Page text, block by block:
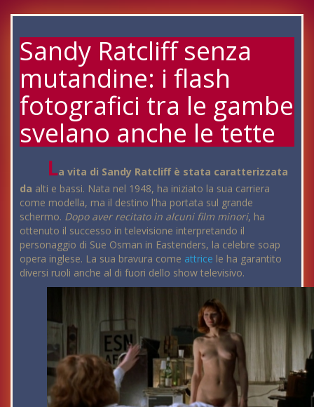
Sandy Ratcliff senza
mutandine: i flash
fotografici tra le gambe
svelano anche le tette
La vita di Sandy Ratcliff è stata caratterizzata
da alti e bassi. Nata nel 1948, ha iniziato la sua carriera
come modella, ma il destino l'ha portata sul grande
schermo. Dopo aver recitato in alcuni film minori, ha
ottenuto il successo in televisione interpretando il
personaggio di Sue Osman in Eastenders, la celebre soap
opera inglese. La sua bravura come attrice le ha garantito
diversi ruoli anche al di fuori dello show televisivo.